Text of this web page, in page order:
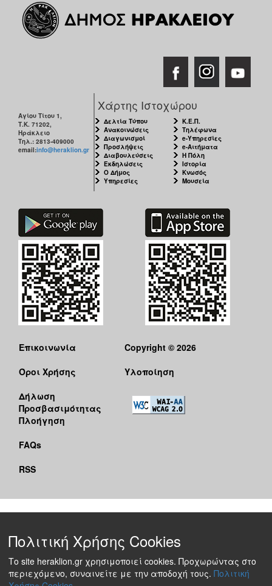
Αγίου Τίτου 1,
Τ.Κ. 71202,
Ηράκλειο
Τηλ.: 2813-409000
email:info@heraklion.gr
Χάρτης Ιστοχώρου
Δελτία Τύπου
Ανακοινώσεις
Διαγωνισμοί
Προσλήψεις
Διαβουλεύσεις
Εκδηλώσεις
Ο Δήμος
Υπηρεσίες
Κ.Ε.Π.
Τηλέφωνα
e-Υπηρεσίες
e-Αιτήματα
Η Πόλη
Ιστορία
Κνωσός
Μουσεία
Επικοινωνία
Όροι Χρήσης
Δήλωση
Προσβασιμότητας
Πλοήγηση
FAQs
RSS
Copyright © 2026
Υλοποίηση
Πολιτική Χρήσης Cookies
Το site heraklion.gr χρησιμοποιεί cookies. Προχωρώντας στο
περιεχόμενο, συναινείτε με την αποδοχή τους. Πολιτική